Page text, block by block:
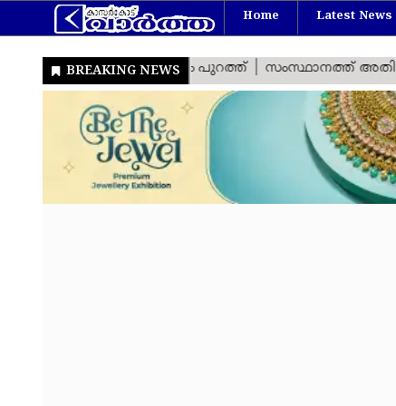
Home Latest News